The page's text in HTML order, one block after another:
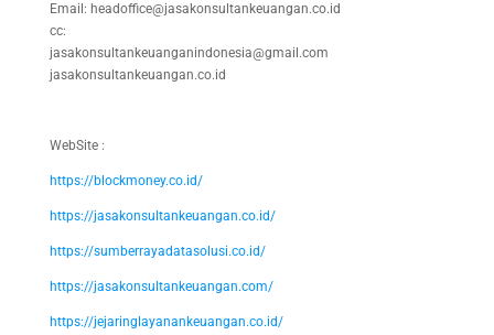
Email: headoffice@jasakonsultankeuangan.co.id
cc:
jasakonsultankeuanganindonesia@gmail.com
jasakonsultankeuangan.co.id
WebSite :
https://blockmoney.co.id/
https://jasakonsultankeuangan.co.id/
https://sumberrayadatasolusi.co.id/
https://jasakonsultankeuangan.com/
https://jejaringlayanankeuangan.co.id/